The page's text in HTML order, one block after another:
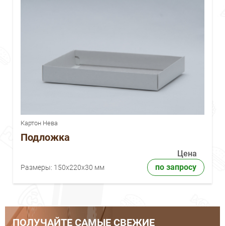
Картон Нева
Подложка
Цена
Размеры: 150x220x30 мм по запросу
ПОЛУЧАЙТЕ САМЫЕ СВЕЖИЕ